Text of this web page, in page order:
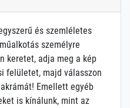
és szemléletes
személyre
keretet, adja meg a kép
felületet, majd válasszon
Emellett egyéb
is kínálunk, mint az